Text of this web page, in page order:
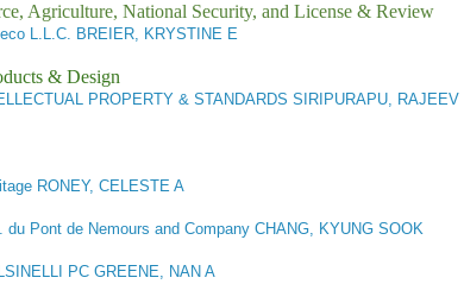
Agriculture, National Security, and License & Review
L.L.C. BREIER, KRYSTINE E
& Design
PROPERTY & STANDARDS SIRIPURAPU, RAJEEV
RONEY, CELESTE A
du Pont de Nemours and Company CHANG, KYUNG SOOK
PC GREENE, NAN A